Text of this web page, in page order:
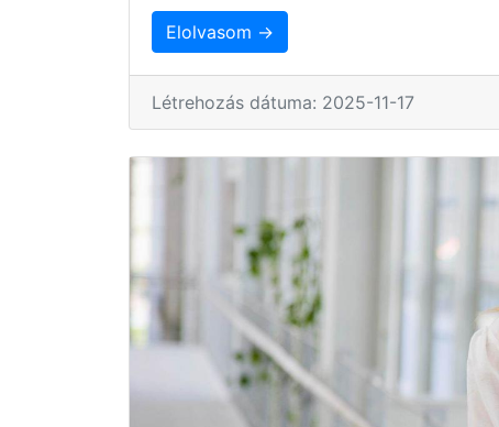
Elolvasom →
Létrehozás dátuma: 2025-11-17